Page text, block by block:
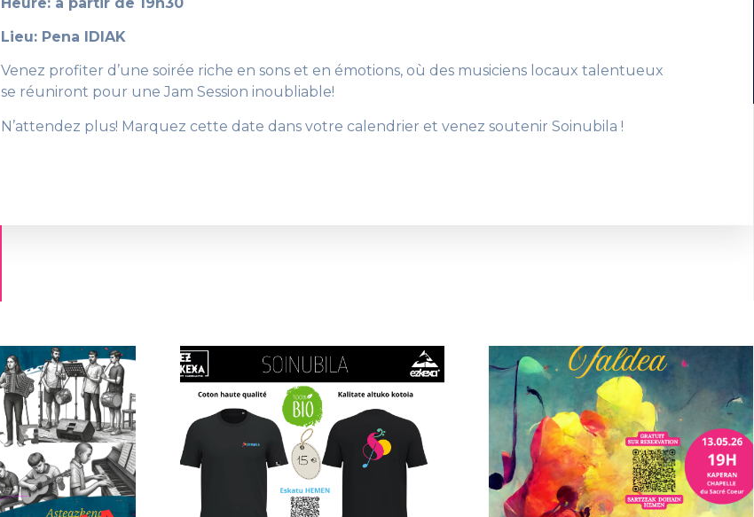
Lieu: Pena IDIAK
Venez profiter d’une soirée riche en sons et en émotions, où des musiciens locaux talentueux
se réuniront pour une Jam Session inoubliable!
N’attendez plus! Marquez cette date dans votre calendrier et venez soutenir Soinubila !